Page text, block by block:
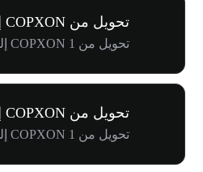
تحويل من COPXON إلى PHP
تحويل من 1 COPXON إلى ₱5.23K
تحويل من COPXON إلى AUD
تحويل من 1 COPXON إلى $121.99